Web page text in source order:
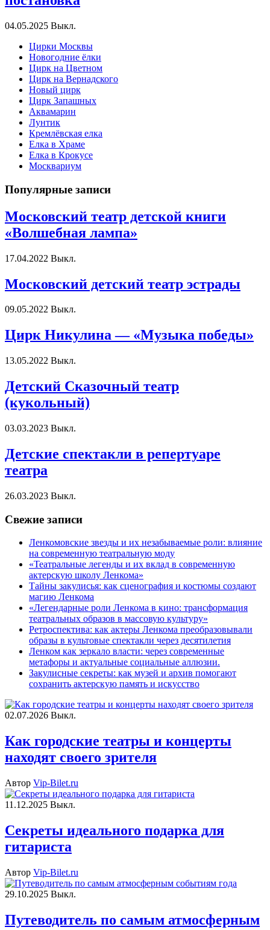
04.05.2025 Выкл.
Цирки Москвы
Новогодние ёлки
Цирк на Цветном
Цирк на Вернадского
Новый цирк
Цирк Запашных
Аквамарин
Лунтик
Кремлёвская елка
Елка в Храме
Елка в Крокусе
Москвариум
Популярные записи
Московский театр детской книги
«Волшебная лампа»
17.04.2022 Выкл.
Московский детский театр эстрады
09.05.2022 Выкл.
Цирк Никулина — «Музыка победы»
13.05.2022 Выкл.
Детский Сказочный театр
(кукольный)
03.03.2023 Выкл.
Детские спектакли в репертуаре
театра
26.03.2023 Выкл.
Свежие записи
Ленкомовские звезды и их незабываемые роли: влияние
на современную театральную моду
«Театральные легенды и их вклад в современную
актерскую школу Ленкома»
Тайны закулисья: как сценография и костюмы создают
магию Ленкома
«Легендарные роли Ленкома в кино: трансформация
театральных образов в массовую культуру»
Ретроспектива: как актеры Ленкома преобразовывали
образы в культовые спектакли через десятилетия
Ленком как зеркало власти: через современные
метафоры и актуальные социальные аллюзии.
Закулисные секреты: как музей и архив помогают
сохранить актерскую память и искусство
02.07.2026 Выкл.
Как городские театры и концерты
находят своего зрителя
Автор Vip-Bilet.ru
11.12.2025 Выкл.
Секреты идеального подарка для
гитариста
Автор Vip-Bilet.ru
29.10.2025 Выкл.
Путеводитель по самым атмосферным